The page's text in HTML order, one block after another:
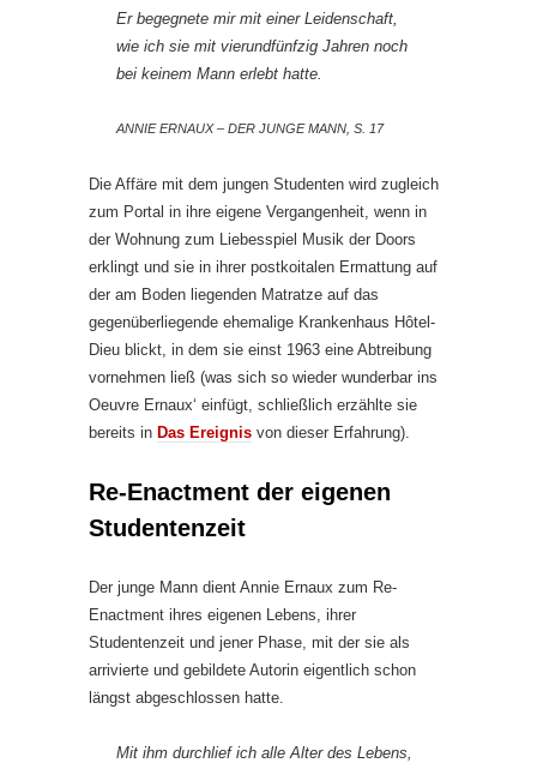
Er begegnete mir mit einer Leidenschaft,
wie ich sie mit vierundfünfzig Jahren noch
bei keinem Mann erlebt hatte.
ANNIE ERNAUX – DER JUNGE MANN, S. 17
Die Affäre mit dem jungen Studenten wird zugleich
zum Portal in ihre eigene Vergangenheit, wenn in
der Wohnung zum Liebesspiel Musik der Doors
erklingt und sie in ihrer postkoitalen Ermattung auf
der am Boden liegenden Matratze auf das
gegenüberliegende ehemalige Krankenhaus Hôtel-
Dieu blickt, in dem sie einst 1963 eine Abtreibung
vornehmen ließ (was sich so wieder wunderbar ins
Oeuvre Ernaux‘ einfügt, schließlich erzählte sie
bereits in Das Ereignis von dieser Erfahrung).
Re-Enactment der eigenen
Studentenzeit
Der junge Mann dient Annie Ernaux zum Re-
Enactment ihres eigenen Lebens, ihrer
Studentenzeit und jener Phase, mit der sie als
arrivierte und gebildete Autorin eigentlich schon
längst abgeschlossen hatte.
Mit ihm durchlief ich alle Alter des Lebens,